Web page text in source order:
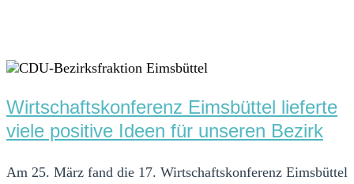
Wirtschaftskonferenz Eimsbüttel lieferte
viele positive Ideen für unseren Bezirk
Am 25. März fand die 17. Wirtschaftskonferenz Eimsbüttel